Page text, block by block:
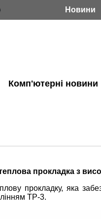
Новини
Комп'ютерні новини
прокладка з
прокладку, яка
TP‑3.